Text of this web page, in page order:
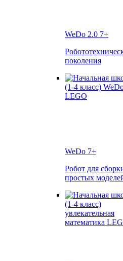
WeDo 2.0 7+
поколения
WeDo 7+
Робот для
простых